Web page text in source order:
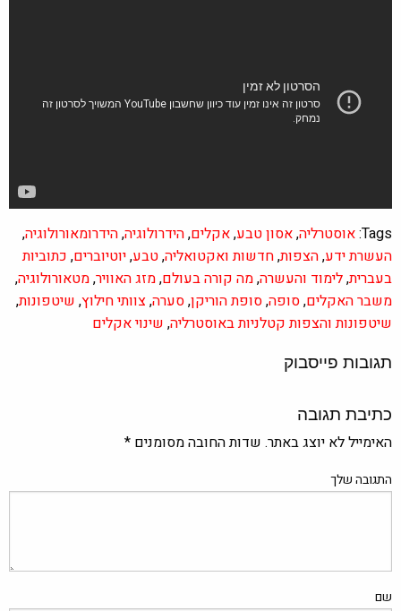
Tags: אוסטרליה,אסון טבע,אקלים,הידרולוגיה,הידרומאורולוגיה,
העשרת ידע,הצפות,חדשות ואקטואליה,טבע,יוטיוברים, כתוביות
בעברית,לימוד והעשרה,מה קורה בעולם,מזג האוויר,מטאורולוגיה,
משבר האקלים,סופה,סופת הוריקן,סערה,צוותי חילוץ, שיטפונות,
שיטפונות והצפות קטלניות באוסטרליה, שינוי אקלים
תגובות פייסבוק
כתיבת תגובה
האימייל לא יוצג באתר. שדות החובה מסומנים *
התגובה שלך
שם